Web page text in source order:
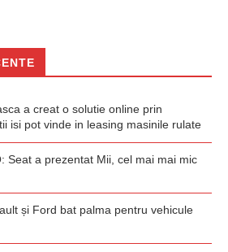
a creat o solutie online prin
isi pot vinde in leasing masinile rulate
Seat a prezentat Mii, cel mai mai mic
și Ford bat palma pentru vehicule